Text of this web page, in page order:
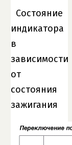
Состояние
индикатора
в
зависимости
от
состояния
зажигания